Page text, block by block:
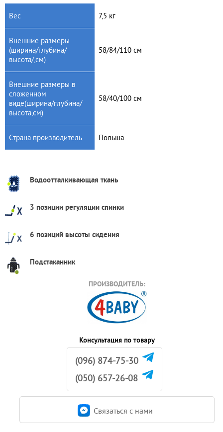
Вес 7,5 кг
Внешние размеры
(ширина/глубина/
высота/,см)
58/84/110 см
Внешние размеры в
сложенном
виде(ширина/глубина/
высота,см)
58/40/100 см
Страна производитель Польша
Водоотталкивающая ткань
3 позиции регуляции спинки
6 позиций высоты сидения
Подстаканник
ПРОИЗВОДИТЕЛЬ:
Консультация по товару
(096) 874-75-30
(050) 657-26-08
Связаться c нами